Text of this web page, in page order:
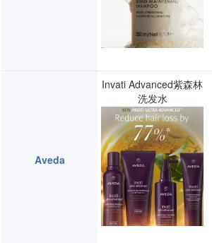
Aveda
Invati Advanced紫森林
洗发水